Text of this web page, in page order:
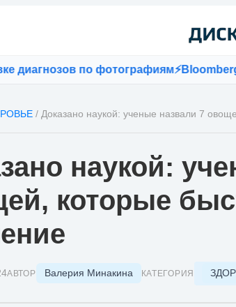
по фотографиям⚡Bloomberg:
/ Доказано наукой: ученые назвали 7
наукой:
которые
АВТОР Валерия Минакина КАТЕГОРИЯ